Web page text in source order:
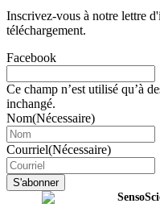
Inscrivez-vous à notre lettre
téléchargement.
Facebook
Ce champ n’est utilisé qu’à
inchangé.
Nom(Nécessaire)
Courriel(Nécessaire)